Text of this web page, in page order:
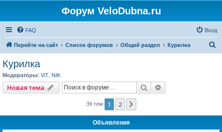
Форум VeloDubna.ru
FAQ Вход
Перейти на сайт Список форумов Общий раздел Курилка
Курилка
Модераторы: ViT NIK
Новая тема Поиск
39 тем 1 2
Объявления